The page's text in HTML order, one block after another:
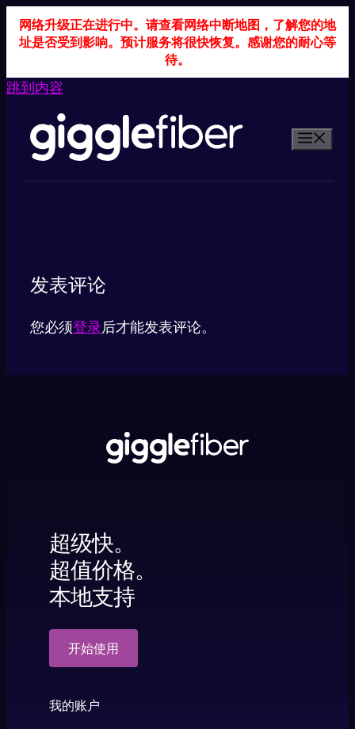
网络升级正在进行中。请查看网络中断地图，了解您的地
址是否受到影响。预计服务将很快恢复。感谢您的耐心等
待。
跳到内容
发表评论
您必须登录后才能发表评论。
超级快。
超值价格。
本地支持
开始使用
我的账户